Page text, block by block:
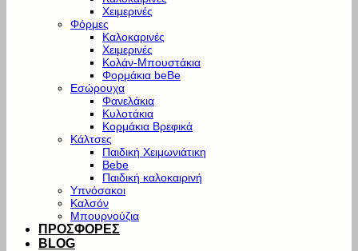
Χειμερινές
Φόρμες
Καλοκαρινές
Χειμερινές
Κολάν-Μπουστάκια
Φορμάκια beBe
Εσώρουχα
Φανελάκια
Κυλοτάκια
Κορμάκια Βρεφικά
Κάλτσες
Παιδική Χειμωνιάτικη
Bebe
Παιδική καλοκαιρινή
Υπνόσακοι
Καλσόν
Μπουρνούζια
ΠΡΟΣΦΟΡΕΣ
BLOG